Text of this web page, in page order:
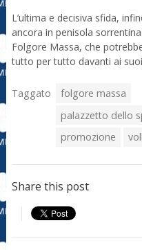
L’ultima e decisiva sfida,
ancora in penisola
Folgore Massa, che
tutto per tutto davanti ai
Taggato
folgore massa
palazzetto dello
promozione
Share this post